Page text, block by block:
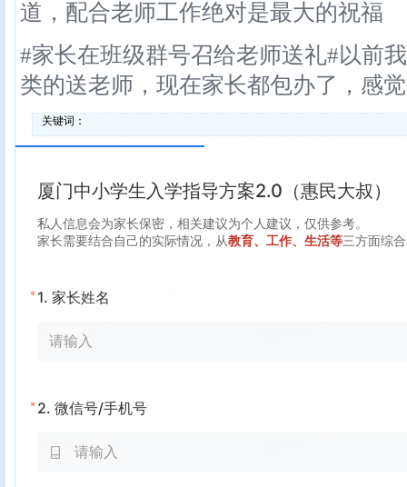
道，配合老师工作绝对是最大的祝福
#家长在班级群号召给老师送礼#以前
类的送老师，现在家长都包办了，感
关键词：